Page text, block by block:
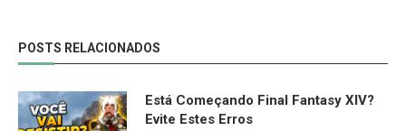
POSTS RELACIONADOS
Está Começando Final Fantasy XIV?
Evite Estes Erros